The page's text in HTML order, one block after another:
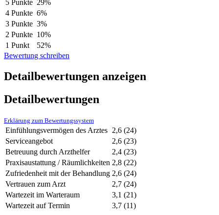
5 Punkte 29%
4 Punkte 6%
3 Punkte 3%
2 Punkte 10%
1 Punkt
52%
Bewertung schreiben
Detailbewertungen anzeigen
Detailbewertungen
Erklärung zum Bewertungssystem
Einfühlungsvermögen des Arztes 2,6 (24)
Serviceangebot
2,6 (23)
Betreuung durch Arzthelfer
2,4 (23)
Praxisaustattung / Räumlichkeiten 2,8 (22)
Zufriedenheit mit der Behandlung 2,6 (24)
Vertrauen zum Arzt
2,7 (24)
Wartezeit im Warteraum
3,1 (21)
Wartezeit auf Termin
3,7 (11)